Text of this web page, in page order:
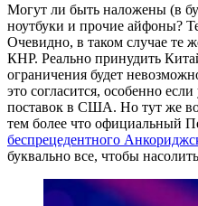
Могут ли быть наложены (в
ноутбуки и прочие айфоны?
Очевидно, в таком случае те
КНР. Реально принудить
ограничения будет
это согласится, особенно
поставок в США. Но тут же
тем более что официальный
беспрецедентного
буквально все, чтобы